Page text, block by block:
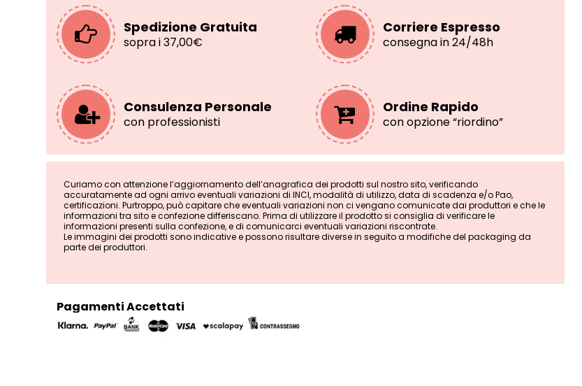
Spedizione Gratuita
sopra i 37,00€
Corriere Espresso
consegna in 24/48h
Consulenza Personale
con professionisti
Ordine Rapido
con opzione “riordino”
Curiamo con attenzione l’aggiornamento dell’anagrafica dei prodotti sul nostro sito, verificando
accuratamente ad ogni arrivo eventuali variazioni di INCI, modalità di utilizzo, data di scadenza e/o Pao,
certificazioni. Purtroppo, può capitare che eventuali variazioni non ci vengano comunicate dai produttori e che le
informazioni tra sito e confezione differiscano. Prima di utilizzare il prodotto si consiglia di verificare le
informazioni presenti sulla confezione, e di comunicarci eventuali variazioni riscontrate.
Le immagini dei prodotti sono indicative e possono risultare diverse in seguito a modifiche del packaging da
parte dei produttori.
Pagamenti Accettati